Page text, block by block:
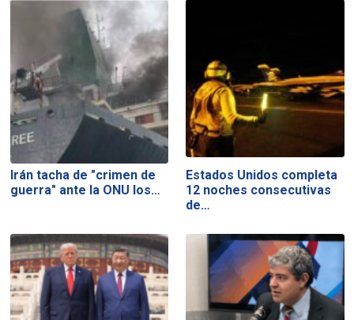
Irán tacha de "crimen de
guerra" ante la ONU los…
Estados Unidos completa
12 noches consecutivas
de…